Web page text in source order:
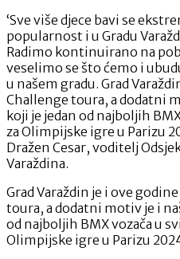
‘Sve više djece bavi se
popularnost i u Gradu
Radimo kontinuirano na
veselimo se što ćemo i
u našem gradu. Grad
Challenge toura, a dodatni
koji je jedan od najboljih
za Olimpijske igre u Parizu
Dražen Cesar, voditelj
Varaždina.
Grad Varaždin je i ove
toura, a dodatni motiv je i
od najboljih BMX vozača u
Olimpijske igre u Parizu